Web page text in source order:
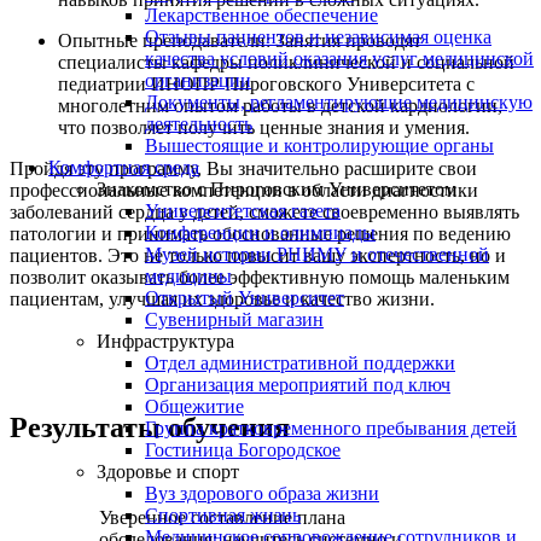
Лекарственное обеспечение
Отзывы пациентов и независимая оценка
качества условий оказания услуг медицинской
организации
Документы, регламентирующие медицинскую
деятельность
Вышестоящие и контролирующие органы
Комфортная среда
Знакомство с Пироговским Университетом
Университетская газета
Конференции и олимпиады
Музей истории РНИМУ и отечественной
медицины
Открытый Университет
Сувенирный магазин
Инфраструктура
Отдел административной поддержки
Организация мероприятий под ключ
Общежитие
Группа кратковременного пребывания детей
Гостиница Богородское
Здоровье и спорт
Вуз здорового образа жизни
Спортивная жизнь
Медицинское сопровождение сотрудников и
Опытные преподаватели: Занятия проводят
специалисты кафедры поликлинической и социальной
педиатрии ИНОПР Пироговского Университета с
многолетним опытом работы в детской кардиологии,
что позволяет получить ценные знания и умения.
Пройдя эту программу, Вы значительно расширите свои
профессиональные компетенции в области диагностики
заболеваний сердца у детей, сможете своевременно выявлять
патологии и принимать обоснованные решения по ведению
пациентов. Это не только повысит вашу экспертность, но и
позволит оказывать более эффективную помощь маленьким
пациентам, улучшая их здоровье и качество жизни.
Результаты обучения
Уверенное составление плана